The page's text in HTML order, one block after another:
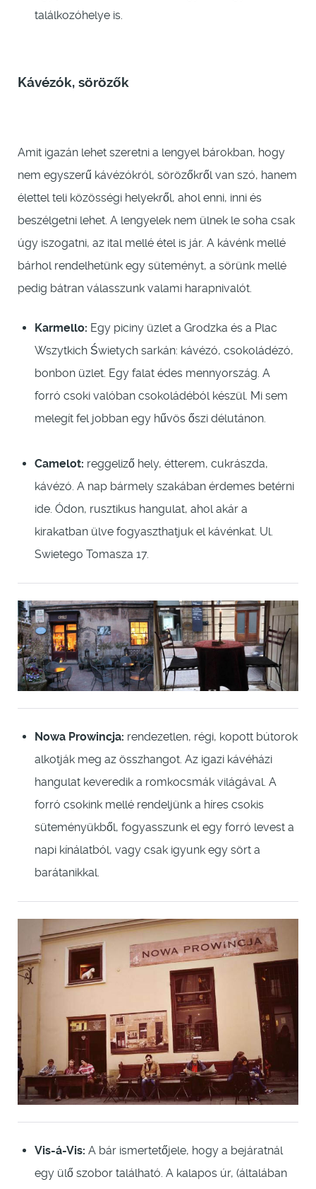
találkozóhelye is.
Kávézók, sörözők
Amit igazán lehet szeretni a lengyel bárokban, hogy
nem egyszerű kávézókról, sörözőkről van szó, hanem
élettel teli közösségi helyekről, ahol enni, inni és
beszélgetni lehet. A lengyelek nem ülnek le soha csak
úgy iszogatni, az ital mellé étel is jár. A kávénk mellé
bárhol rendelhetünk egy süteményt, a sörünk mellé
pedig bátran válasszunk valami harapnivalót.
Karmello: Egy piciny üzlet a Grodzka és a Plac
Wszytkich Świetych sarkán: kávézó, csokoládézó,
bonbon üzlet. Egy falat édes mennyország. A
forró csoki valóban csokoládéból készül. Mi sem
melegít fel jobban egy hűvös őszi délutánon.
Camelot: reggeliző hely, étterem, cukrászda,
kávézó. A nap bármely szakában érdemes betérni
ide. Ódon, rusztikus hangulat, ahol akár a
kirakatban ülve fogyaszthatjuk el kávénkat. Ul.
Swietego Tomasza 17.
Nowa Prowincja: rendezetlen, régi, kopott bútorok
alkotják meg az összhangot. Az igazi kávéházi
hangulat keveredik a romkocsmák világával. A
forró csokink mellé rendeljünk a híres csokis
süteményükből, fogyasszunk el egy forró levest a
napi kínálatból, vagy csak igyunk egy sört a
barátanikkal.
Vis-á-Vis: A bár ismertetőjele, hogy a bejáratnál
egy ülő szobor található. A kalapos úr, (általában